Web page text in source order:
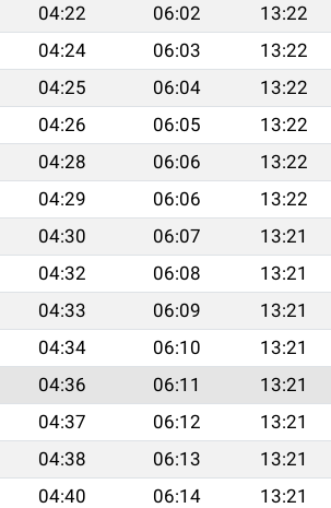
04:22 06:02 13:22
04:24 06:03 13:22
04:25 06:04 13:22
04:26 06:05 13:22
04:28 06:06 13:22
04:29 06:06 13:22
04:30 06:07 13:21
04:32 06:08 13:21
04:33 06:09 13:21
04:34 06:10 13:21
04:36 06:11 13:21
04:37 06:12 13:21
04:38 06:13 13:21
04:40 06:14 13:21